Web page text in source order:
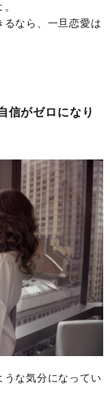
るなら、一旦恋愛は
信がゼロになり
うな気分になってい